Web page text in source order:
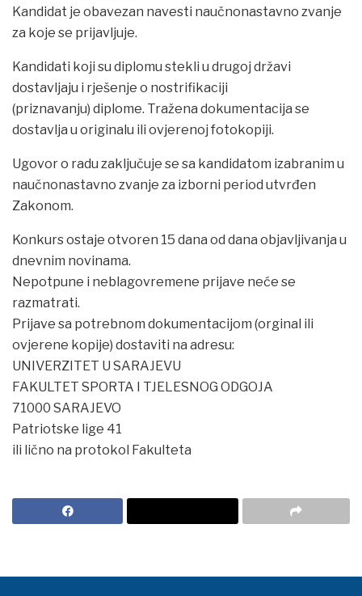
Kandidat je obavezan navesti naučnonastavno zvanje
za koje se prijavljuje.
Kandidati koji su diplomu stekli u drugoj državi
dostavljaju i rješenje o nostrifikaciji
(priznavanju) diplome. Tražena dokumentacija se
dostavlja u originalu ili ovjerenoj fotokopiji.
Ugovor o radu zaključuje se sa kandidatom izabranim u
naučnonastavno zvanje za izborni period utvrđen
Zakonom.
Konkurs ostaje otvoren 15 dana od dana objavljivanja u
dnevnim novinama.
Nepotpune i neblagovremene prijave neće se
razmatrati.
Prijave sa potrebnom dokumentacijom (orginal ili
ovjerene kopije) dostaviti na adresu:
UNIVERZITET U SARAJEVU
FAKULTET SPORTA I TJELESNOG ODGOJA
71000 SARAJEVO
Patriotske lige 41
ili lično na protokol Fakulteta